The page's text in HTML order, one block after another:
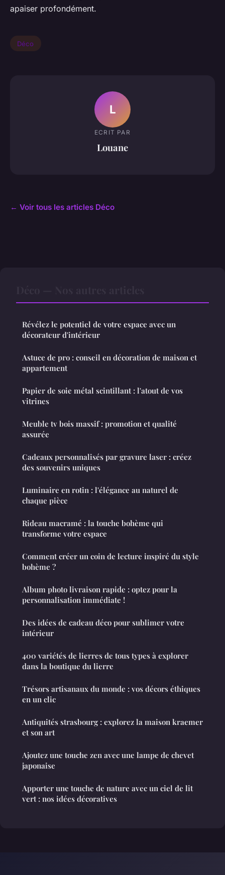
apaiser profondément.
Déco
L
ECRIT PAR
Louane
← Voir tous les articles Déco
Révélez le potentiel de votre espace avec un
décorateur d'intérieur
Astuce de pro : conseil en décoration de maison et
appartement
Papier de soie métal scintillant : l'atout de vos
vitrines
Meuble tv bois massif : promotion et qualité
assurée
Cadeaux personnalisés par gravure laser : créez
des souvenirs uniques
Luminaire en rotin : l'élégance au naturel de
chaque pièce
Rideau macramé : la touche bohème qui
transforme votre espace
Comment créer un coin de lecture inspiré du style
bohème ?
Album photo livraison rapide : optez pour la
personnalisation immédiate !
Des idées de cadeau déco pour sublimer votre
intérieur
400 variétés de lierres de tous types à explorer
dans la boutique du lierre
Trésors artisanaux du monde : vos décors éthiques
en un clic
Antiquités strasbourg : explorez la maison kraemer
et son art
Ajoutez une touche zen avec une lampe de chevet
japonaise
Apporter une touche de nature avec un ciel de lit
vert : nos idées décoratives